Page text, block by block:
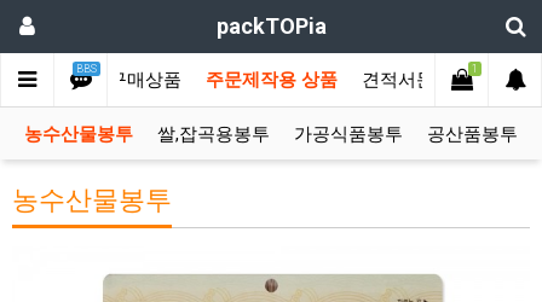
packTOPia
BBS
메인 즉시구매상품 주문제작용 상품 견적서문의 커뮤니
1
농수산물봉투 쌀,잡곡용봉투 가공식품봉투 공산품봉투
농수산물봉투